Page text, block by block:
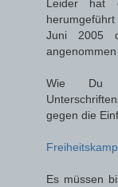
Leider hat
Juni 2005
Wie Du
gegen die
Es müssen